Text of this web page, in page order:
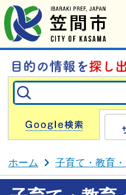
ホーム 子育て・教育